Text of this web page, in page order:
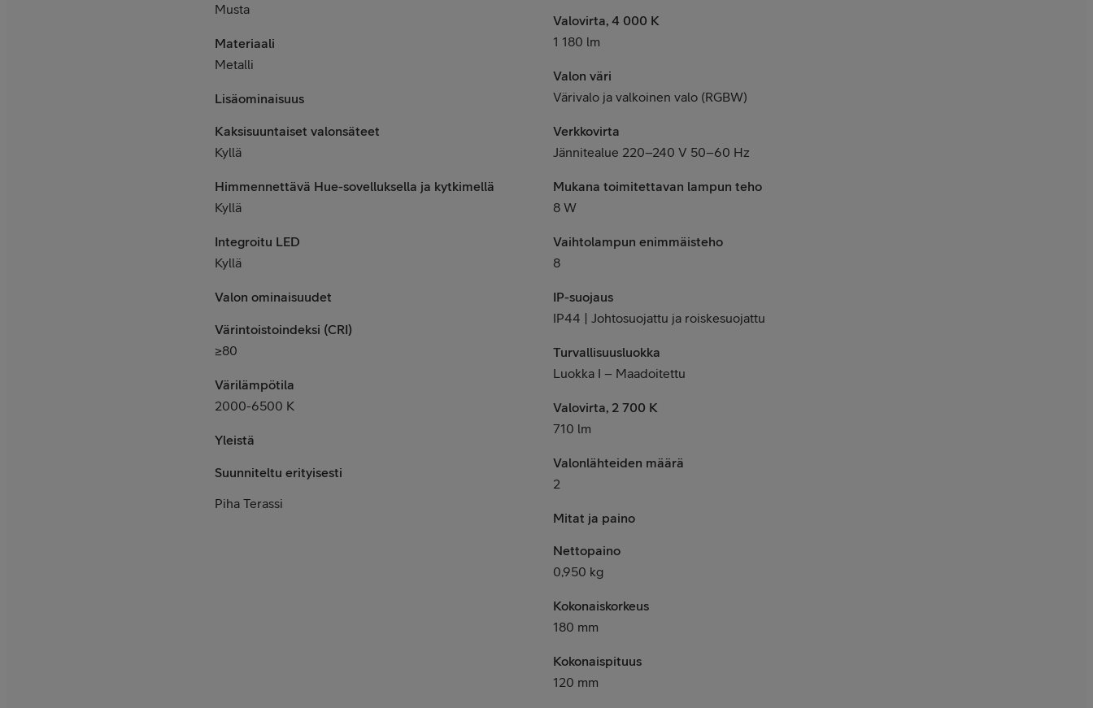
Musta
Materiaali
Metalli
Lisäominaisuus
Kaksisuuntaiset valonsäteet
Kyllä
Himmennettävä Hue-sovelluksella ja kytkimellä
Kyllä
Integroitu LED
Kyllä
Valon ominaisuudet
Värintoistoindeksi (CRI)
≥80
Värilämpötila
2000-6500 K
Yleistä
Suunniteltu erityisesti
Piha Terassi
Valovirta, 4 000 K
1 180 lm
Valon väri
Värivalo ja valkoinen valo (RGBW)
Verkkovirta
Jännitealue 220–240 V 50–60 Hz
Mukana toimitettavan lampun teho
8 W
Vaihtolampun enimmäisteho
8
IP-suojaus
IP44 | Johtosuojattu ja roiskesuojattu
Turvallisuusluokka
Luokka I – Maadoitettu
Valovirta, 2 700 K
710 lm
Valonlähteiden määrä
2
Mitat ja paino
Nettopaino
0,950 kg
Kokonaiskorkeus
180 mm
Kokonaispituus
120 mm